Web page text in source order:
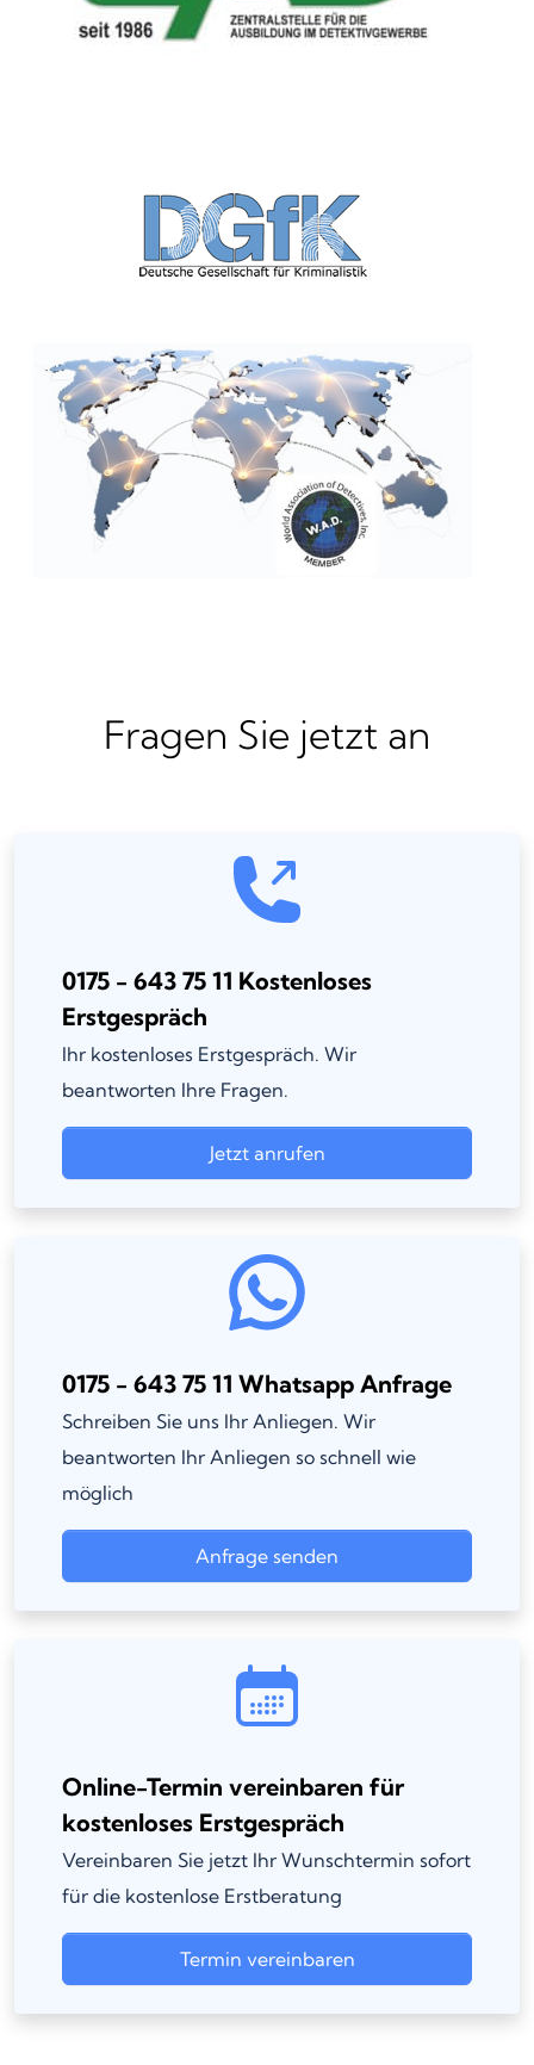
Fragen Sie jetzt an
0175 - 643 75 11 Kostenloses
Erstgespräch
Ihr kostenloses Erstgespräch. Wir
beantworten Ihre Fragen.
Jetzt anrufen
0175 - 643 75 11 Whatsapp Anfrage
Schreiben Sie uns Ihr Anliegen. Wir
beantworten Ihr Anliegen so schnell wie
möglich
Anfrage senden
Online-Termin vereinbaren für
kostenloses Erstgespräch
Vereinbaren Sie jetzt Ihr Wunschtermin sofort
für die kostenlose Erstberatung
Termin vereinbaren